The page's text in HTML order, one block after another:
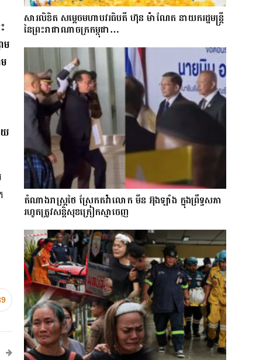
ម
សារលិខិត សម្តេចមហាបវរធិបតី ហ៊ុន ម៉ាណែត នាយករដ្ឋមន្ត្រី
នៃព្រះរាជាណាចក្រកម្ពុជា…
តំណាងរាស្ត្រថៃ ស្រែកតវ៉ាលោក មីន អ៊ុងឡាំង ក្នុងព្រឹទ្ធសភា
រហូតត្រូវសន្តិសុខក្រៀកស្មាចេញ